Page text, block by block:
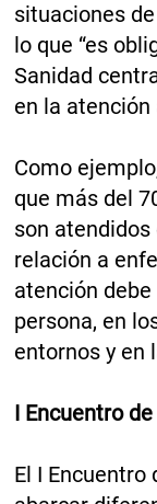
situaciones
lo que “es
Sanidad
en la atención
Como
que más del
son
relación a
atención
persona, en
entornos y en
I Encuentro
El I